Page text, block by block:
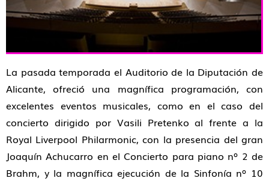
La pasada temporada el Auditorio de la Diputación de
Alicante, ofreció una magnífica programación, con
excelentes eventos musicales, como en el caso del
concierto dirigido por Vasili Pretenko al frente a la
Royal Liverpool Philarmonic, con la presencia del gran
Joaquín Achucarro en el Concierto para piano nº 2 de
Brahm, y la magnífica ejecución de la Sinfonía nº 10